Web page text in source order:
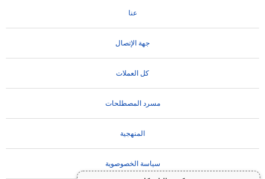
عنا
جهة الإتصال
كل العملات
مسرد المصطلحات
المنهجية
سياسة الخصوصوية